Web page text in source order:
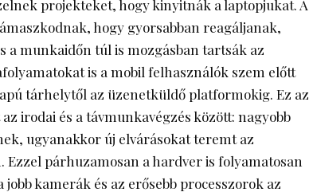
projekteket, hogy kinyitnák a laptopjukat. A
hogy gyorsabban reagáljanak,
a munkaidőn túl is mozgásban tartsák az
is a mobil felhasználók szem előtt
tárhelytől az üzenetküldő platformokig. Ez az
irodai és a távmunkavégzés között: nagyobb
ugyanakkor új elvárásokat teremt az
Ezzel párhuzamosan a hardver is folyamatosan
kamerák és az erősebb processzorok az